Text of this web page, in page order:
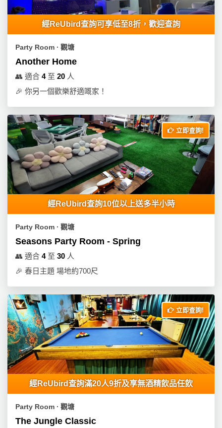
煮
聚
會
及
拍
廳
B
B
Q
場
新
樂
體
手
作
工
作
坊
戶
樂
經ReUbird查詢可享低至8折，歡迎查詢
Party Room ∙ 觀塘
Another Home
👥 適合 4至 20 人
🎉 你另一個歡樂舒適嘅家！
立即查詢!
經ReUbird查詢10位以上送多半小時
Party Room ∙ 觀塘
Seasons Party Room - Spring
👥 適合 4至 30 人
🎉 春日主題 場地約700尺
立即查詢!
經ReUbird查詢滿20人9折及享無酒精飲品任飲
Party Room ∙ 觀塘
The Jungle Classic